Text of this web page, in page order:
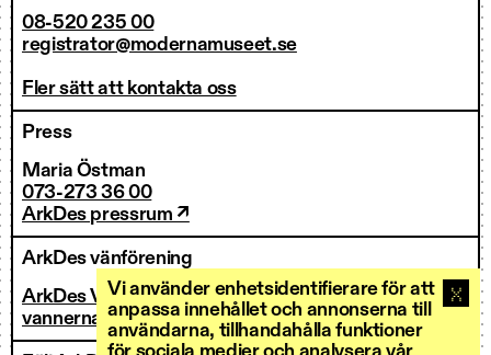
Vi använder enhetsidentifierare för att
anpassa innehållet och annonserna till
användarna, tillhandahålla funktioner
08-520 235 00
registrator@modernamuseet.se
Fler sätt att kontakta oss
Press
Maria Östman
073-273 36 00
ArkDes pressrum ↗
ArkDes vänförening
ArkDes Vänner
vannerna@arkdes.se